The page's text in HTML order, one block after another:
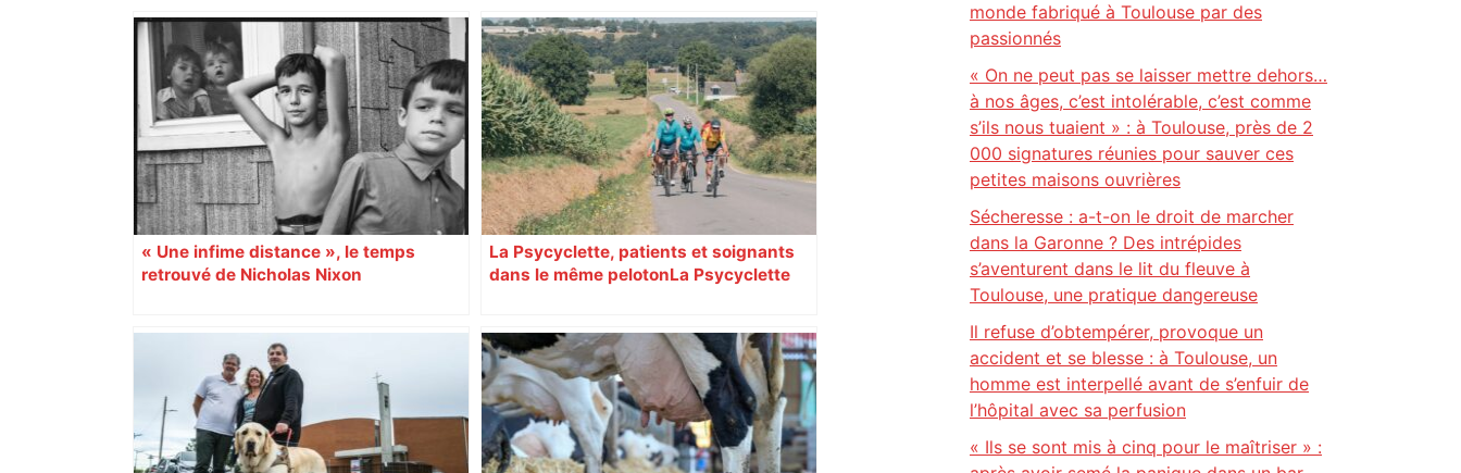
Top 14 : Perpignan mate le leader
Toulouse et quitte la dernière place –
lanouvellerepublique.fr
soutient depuis deux ans des
centaines de projets à vocation sociale.
Exemple à Toulouse et à Tarbes, avec
l’escalade qui espère dépasser le mur
d’indifférence des quartiers populaires.
Reportage
« Une infime distance », le temps
retrouvé de Nicholas Nixon
La Psycyclette, patients et soignants
dans le même peloton​​​​​​ La Psycyclette
vivant avec des troubles psychiques,
des soignants et des cyclotouristes.
« La Croix » a participé en septembre à
sa septième édition, du Mont-Saint-
Michel à Toulouse.
monde fabriqué à Toulouse par des
passionnés
« On ne peut pas se laisser mettre dehors…
à nos âges, c’est intolérable, c’est comme
s’ils nous tuaient » : à Toulouse, près de 2
000 signatures réunies pour sauver ces
petites maisons ouvrières
Sécheresse : a-t-on le droit de marcher
dans la Garonne ? Des intrépides
s’aventurent dans le lit du fleuve à
Toulouse, une pratique dangereuse
Il refuse d’obtempérer, provoque un
accident et se blesse : à Toulouse, un
homme est interpellé avant de s’enfuir de
l’hôpital avec sa perfusion
« Ils se sont mis à cinq pour le maîtriser » :